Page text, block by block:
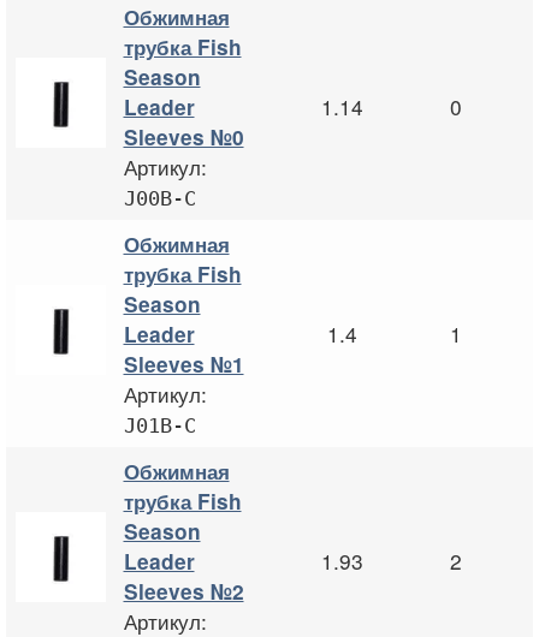
Обжимная
трубка Fish
Season
Leader
Sleeves №0
Артикул:
J00B-C
1.14 0
Обжимная
трубка Fish
Season
Leader
Sleeves №1
Артикул:
J01B-C
1.4 1
Обжимная
трубка Fish
Season
Leader
Sleeves №2
Артикул:
1.93 2